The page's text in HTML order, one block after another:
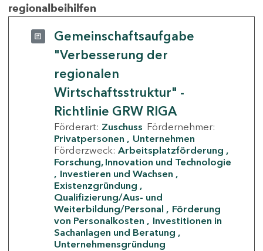
regionalbeihilfen
Gemeinschaftsaufgabe
"Verbesserung der
regionalen
Wirtschaftsstruktur" -
Richtlinie GRW RIGA
Förderart: Zuschuss Fördernehmer:
Privatpersonen
Unternehmen
Förderzweck: Arbeitsplatzförderung
Forschung, Innovation und Technologie
Investieren und Wachsen
Existenzgründung
Qualifizierung/Aus- und
Weiterbildung/Personal
Förderung
von Personalkosten
Investitionen in
Sachanlagen und Beratung
Unternehmensgründung